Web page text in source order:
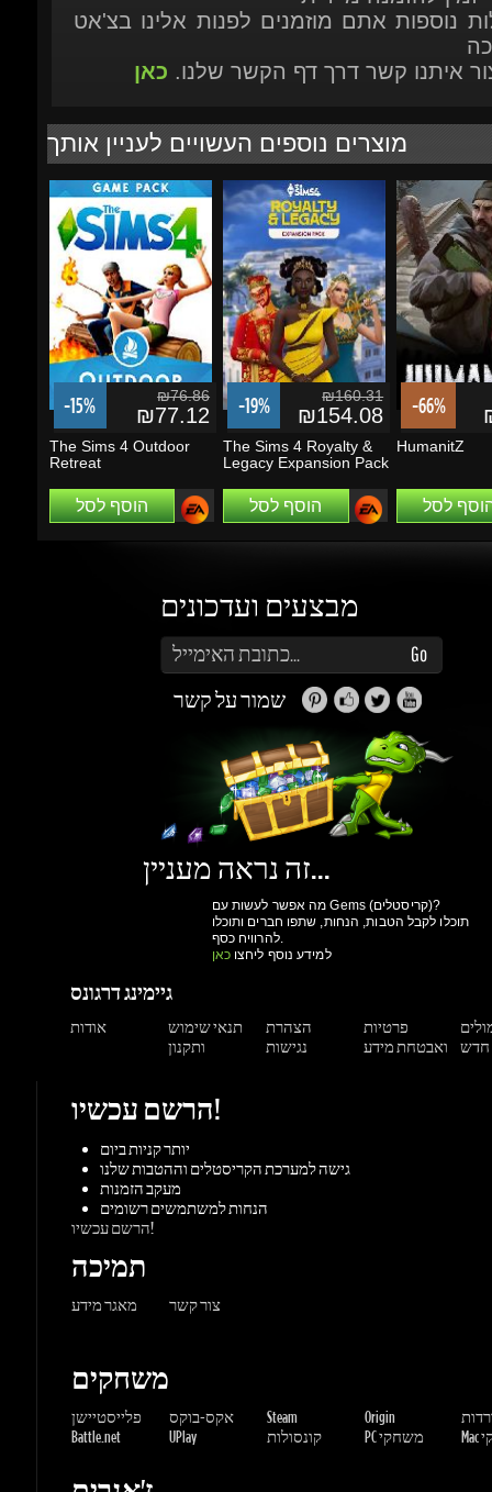
מוצרים נוספים העשויים לעניין אותך
-15% ₪76.86
₪77.12
The Sims 4 Outdoor
Retreat
הוסף לסל
-19% ₪160.31
₪154.08
The Sims 4 Royalty &
Legacy Expansion Pack
הוסף לסל
-66%
HumanitZ
הוסף לסל
מבצעים ועדכונים
הזן את כתובת הדוא"ל שלך כדי להירשם לעדכונים ומבצעים
שמור על קשר
זה נראה מעניין...
תוכלו לקבל הטבות, הנחות, שתפו חברים ותוכלו
להרוויח כסף.
גיימינג דרגונס
תנאי שימוש הצהרת
נגישות
פרטיות
יותר קניות ביום
גישה למערכת הקריסטלים וההטבות שלנו
הנחות למשתמשים רשומים
הרשם עכשיו!
תמיכה
מאגר מידע צור קשר
משחקים
פלייסטיישן אקס-בוקס
ז'אנרים
פעולה ספורט מרוץ הרפתקאות
אסטרטגיה
משחקי אימה שונות